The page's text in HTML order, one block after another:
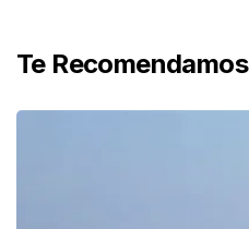
Te Recomendamos